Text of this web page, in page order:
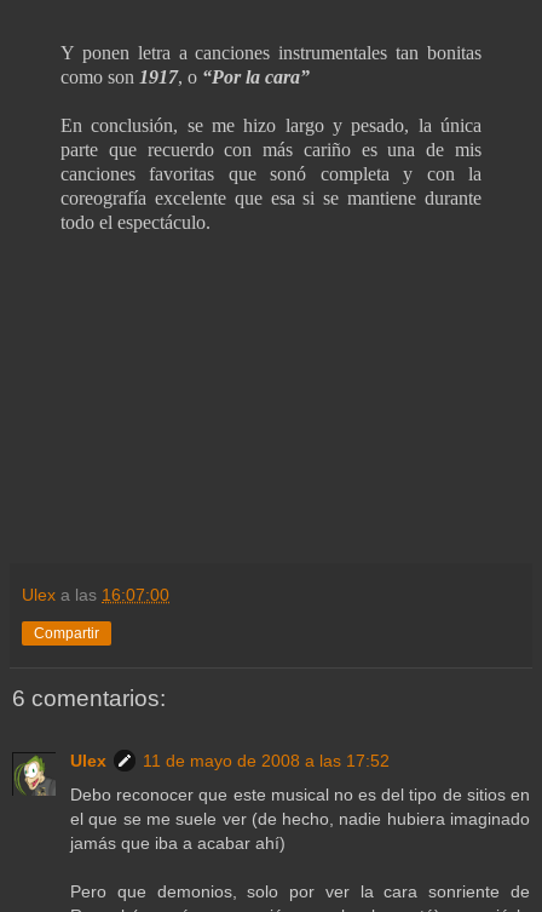
Y ponen letra a canciones instrumentales tan bonitas
como son 1917, o “Por la cara”
En conclusión, se me hizo largo y pesado, la única
parte que recuerdo con más cariño es una de mis
canciones favoritas que sonó completa y con la
coreografía excelente que esa si se mantiene durante
todo el espectáculo.
Ulex a las 16:07:00
Compartir
6 comentarios:
Ulex
11 de mayo de 2008 a las 17:52
Debo reconocer que este musical no es del tipo de sitios en
el que se me suele ver (de hecho, nadie hubiera imaginado
jamás que iba a acabar ahí)
Pero que demonios, solo por ver la cara sonriente de